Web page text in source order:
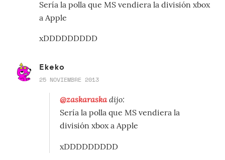
Sería la polla que MS vendiera la división xbox
a Apple
xDDDDDDDDD
Ekeko
25 NOVIEMBRE 2013
@zaskaraskadijo:
Sería la polla que MS vendiera la
división xbox a Apple
xDDDDDDDDD